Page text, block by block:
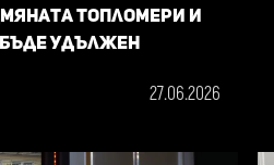
топломери и
удължен
27.06.2026